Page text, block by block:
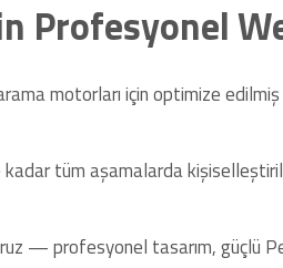
Profesyonel
motorları için optimize edilmiş
tüm aşamalarda
— profesyonel tasarım, güçlü